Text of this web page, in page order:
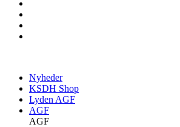
Nyheder
KSDH Shop
Lyden AGF
AGF
AGF